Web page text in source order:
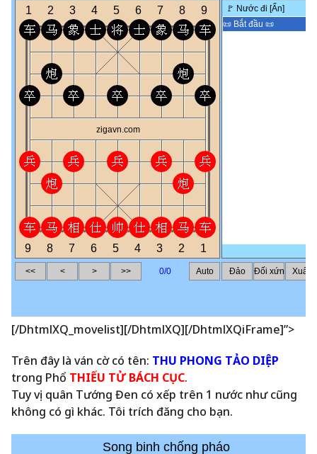
[/DhtmlXQ_movelist][/DhtmlXQ][/DhtmlXQiFrame]”>
Trên đây là ván cờ có tên: THU PHONG TẢO DIỆP
trong Phổ THIẾU TỬ BÁCH CỤC.
Tuy vị quân Tướng Đen có xếp trên 1 nước như cũng
không có gì khác. Tôi trích đăng cho bạn.